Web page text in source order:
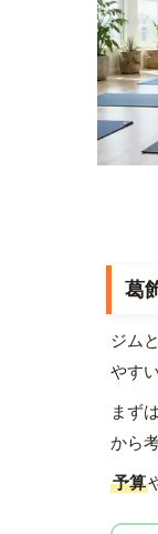
葛
ジム
やす
まず
から
予算